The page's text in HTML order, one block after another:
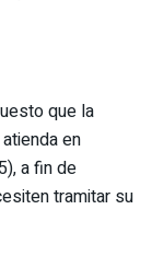
que la
en
a fin de
tramitar su